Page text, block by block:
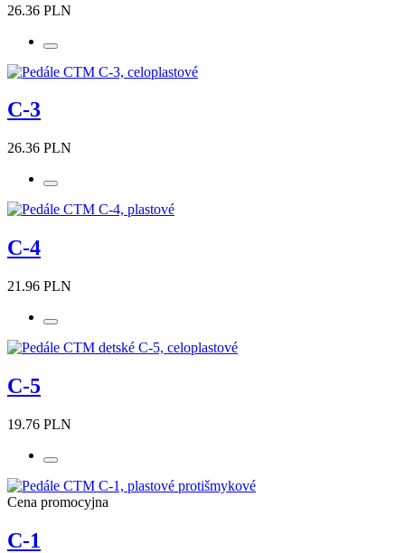
26.36 PLN
C-3
26.36 PLN
C-4
21.96 PLN
C-5
19.76 PLN
Cena promocyjna
C-1